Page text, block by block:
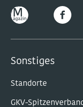
Sonstiges
Standorte
GKV-